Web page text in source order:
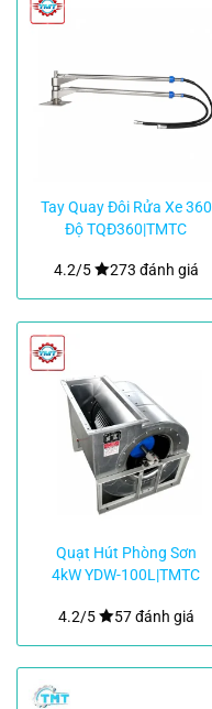
Tay Quay Đôi Rửa Xe 360
Độ TQĐ360|TMTC
4.2/5 273 đánh giá
Quạt Hút Phòng Sơn
4kW YDW-100L|TMTC
4.2/5 57 đánh giá